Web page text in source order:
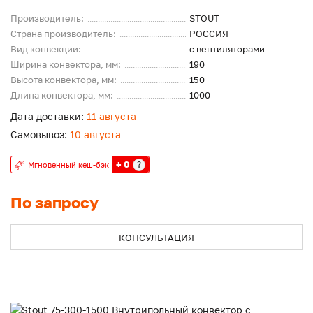
Производитель:
STOUT
Страна производитель:
РОССИЯ
Вид конвекции:
с вентиляторами
Ширина конвектора, мм:
190
Высота конвектора, мм:
150
Длина конвектора, мм:
1000
По запросу
Дата доставки: 11 августа
Самовывоз: 10 августа
Мгновенный кеш-бэк + 0 ?
КОНСУЛЬТАЦИЯ